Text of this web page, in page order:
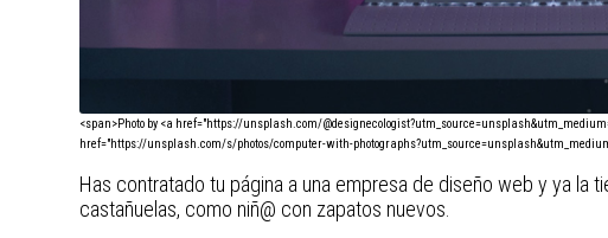
<span>Photo by <a href="https://unsplash.com/
href="https://unsplash.com/s/photos/computer-with-
Has contratado tu página a una empresa de diseño web y ya la
castañuelas, como niñ@ con zapatos nuevos.